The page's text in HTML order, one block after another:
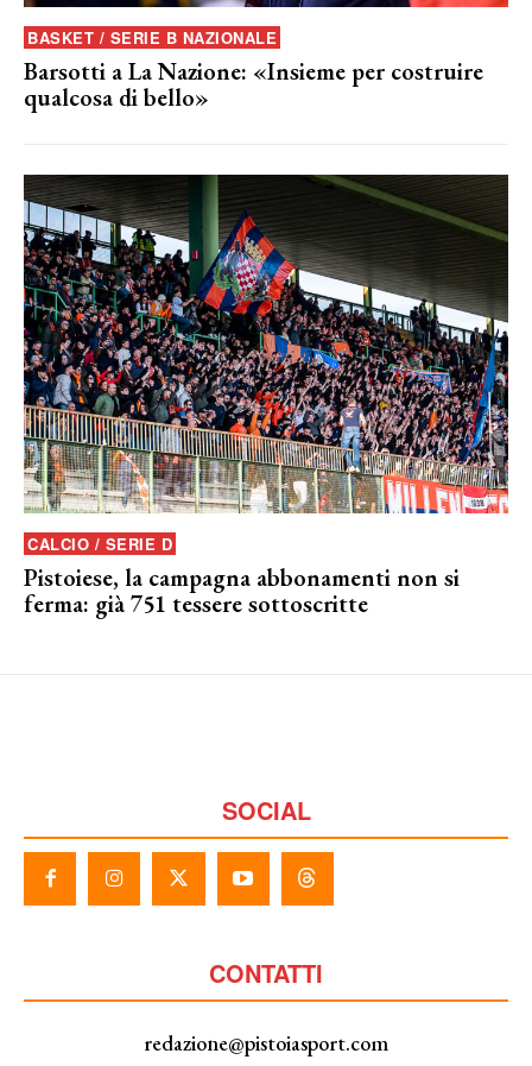
BASKET / SERIE B NAZIONALE
Barsotti a La Nazione: «Insieme per costruire
qualcosa di bello»
CALCIO / SERIE D
Pistoiese, la campagna abbonamenti non si
ferma: già 751 tessere sottoscritte
SOCIAL
CONTATTI
redazione@pistoiasport.com